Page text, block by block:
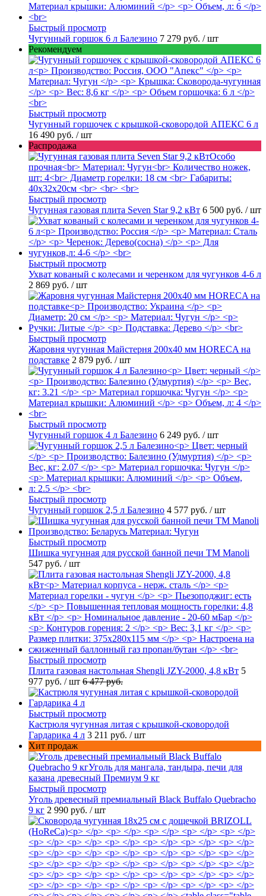
Быстрый просмотр
Чугунный горшок 6 л Балезино 7 279 руб. / шт
Рекомендуем
Быстрый просмотр
Чугунный горшочек с крышкой-сковородой АПЕКС 6 л
16 490 руб. / шт
Распродажа
Быстрый просмотр
Чугунная газовая плита Seven Star 9,2 кВт 6 500 руб. / шт
Быстрый просмотр
Ухват кованый с колесами и черенком для чугунков 4-6 л
2 869 руб. / шт
Быстрый просмотр
Жаровня чугунная Майстерня 200х40 мм HORECA на
подставке 2 879 руб. / шт
Быстрый просмотр
Чугунный горшок 4 л Балезино 6 249 руб. / шт
Быстрый просмотр
Чугунный горшок 2,5 л Балезино 4 577 руб. / шт
Быстрый просмотр
Шишка чугунная для русской банной печи ТМ Manoli
547 руб. / шт
Быстрый просмотр
Плита газовая настольная Shengli JZY-2000, 4,8 кВт 5
977 руб. / шт 6 477 руб.
Быстрый просмотр
Кастрюля чугунная литая с крышкой-сковородой
Гардарика 4 л 3 211 руб. / шт
Хит продаж
Быстрый просмотр
Уголь древесный премиальный Black Buffalo Quebracho
9 кг 2 990 руб. / шт